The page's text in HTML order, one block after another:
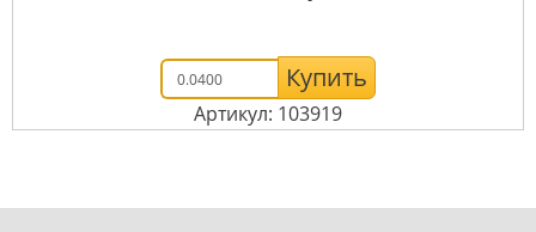
Купить
Артикул: 103919